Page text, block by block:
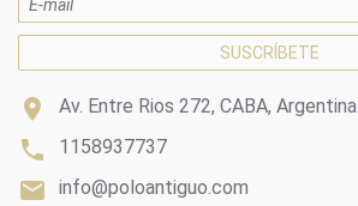
 Av. Entre Rios 272, CABA, Argentina
 1158937737
 info@poloantiguo.com